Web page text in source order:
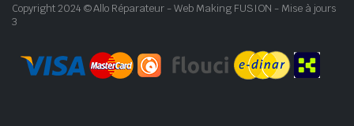
Copyright 2024 © Allo Réparateur - Web Making FUSION - Mise à jours
3